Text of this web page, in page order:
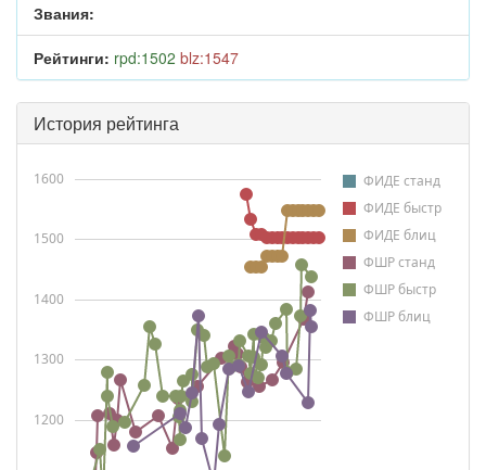
Звания:
Рейтинги: rpd:1502 blz:1547
История рейтинга
ФИДЕ станд
ФИДЕ быстр
ФИДЕ блиц
ФШР станд
ФШР быстр
ФШР блиц
1200
1300
1400
1500
1600